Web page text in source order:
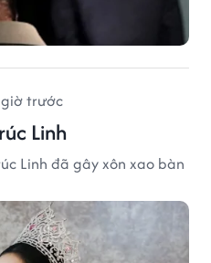
trước
Linh
Linh đã gây xôn xao bàn